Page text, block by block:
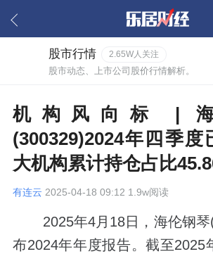
股市行情 2.65W人关注
股市动态、上市公司股价行情解析。
机构风向标 |
(300329)2024年四季
大机构累计持仓占比
有连云 2025-04-18 09:12 1.9w阅读
2025年4月18日，海伦钢琴
布2024年年度报告。截至2025